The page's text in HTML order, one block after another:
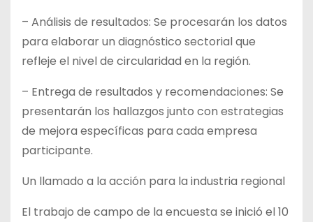
– Análisis de resultados: Se procesarán los datos
para elaborar un diagnóstico sectorial que
refleje el nivel de circularidad en la región.
– Entrega de resultados y recomendaciones: Se
presentarán los hallazgos junto con estrategias
de mejora específicas para cada empresa
participante.
Un llamado a la acción para la industria regional
El trabajo de campo de la encuesta se inició el 10